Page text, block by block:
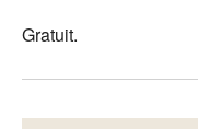
Gratuit.